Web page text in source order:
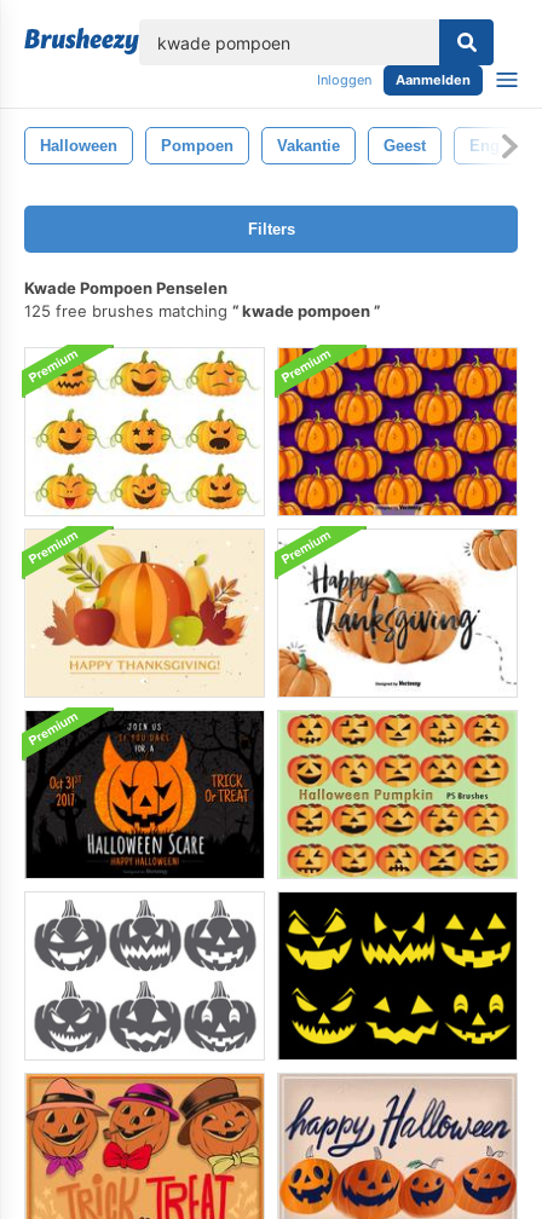
Inloggen Aanmelden
Halloween Pompoen Vakantie Geest Eng
Filters
Kwade Pompoen Penselen
125 free brushes matching
kwade pompoen